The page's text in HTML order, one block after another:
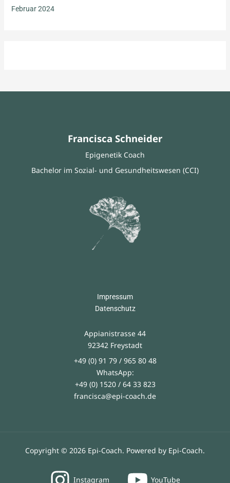
Februar 2024
Francisca Schneider
Epigenetik Coach
Bachelor im Sozial- und Gesundheitswesen (CCI)
Impressum
Datenschutz
Appianistrasse 44
92342 Freystadt
+49 (0) 91 79 / 965 80 48
WhatsApp:
+49 (0) 1520 / 64 33 823
francisca@epi-coach.de
Copyright © 2026 Epi-Coach. Powered by Epi-Coach.
Instagram YouTube